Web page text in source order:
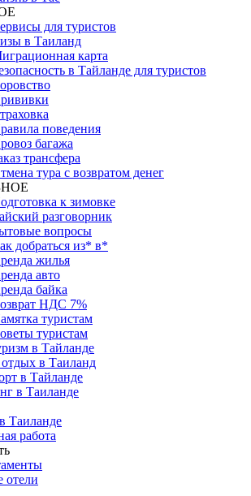
для туристов
в Таиланд
карта
в Тайланде для туристов
поведения
багажа
трансфера
тура с возвратом денег
к зимовке
разговорник
вопросы
добраться из* в*
жилья
авто
байка
НДС 7%
туристам
туристам
в Тайланде
в Таиланд
в Тайланде
в Таиланде
Таиланде
работа
отели